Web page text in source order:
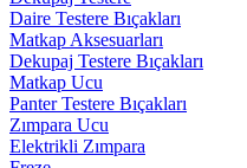
Daire Testere Bıçakları
Matkap Aksesuarları
Dekupaj Testere Bıçakları
Matkap Ucu
Panter Testere Bıçakları
Zımpara Ucu
Elektrikli Zımpara